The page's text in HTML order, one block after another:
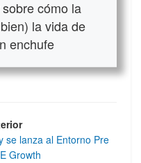
cómo la
la vida de
enchufe
se lanza al Entorno Pre
Growth